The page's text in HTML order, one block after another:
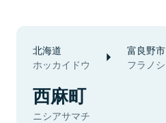
北海道
ホッカイドウ
富良野市
フラノシ
西麻町
ニシアサマチ